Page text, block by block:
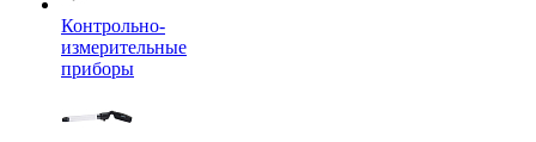
Контрольно-
измерительные
приборы